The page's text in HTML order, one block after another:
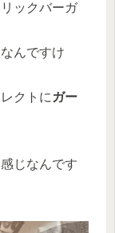
ックバーガ
んですけ
クトに ガー
じなんです